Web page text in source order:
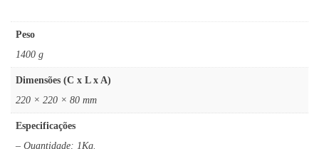
Peso
1400 g
Dimensões (C x L x A)
220 × 220 × 80 mm
Especificações
– Quantidade: 1Kg.